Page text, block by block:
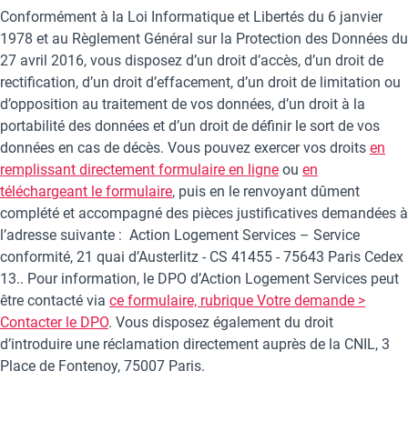
Conformément à la Loi Informatique et Libertés du 6 janvier
1978 et au Règlement Général sur la Protection des Données du
27 avril 2016, vous disposez d’un droit d’accès, d’un droit de
rectification, d’un droit d’effacement, d’un droit de limitation ou
d’opposition au traitement de vos données, d’un droit à la
portabilité des données et d’un droit de définir le sort de vos
données en cas de décès. Vous pouvez exercer vos droits en
remplissant directement formulaire en ligne ou en
téléchargeant le formulaire, puis en le renvoyant dûment
complété et accompagné des pièces justificatives demandées à
l’adresse suivante : Action Logement Services – Service
conformité, 21 quai d’Austerlitz - CS 41455 - 75643 Paris Cedex
13.. Pour information, le DPO d’Action Logement Services peut
être contacté via ce formulaire, rubrique Votre demande >
Contacter le DPO. Vous disposez également du droit
d’introduire une réclamation directement auprès de la CNIL, 3
Place de Fontenoy, 75007 Paris.